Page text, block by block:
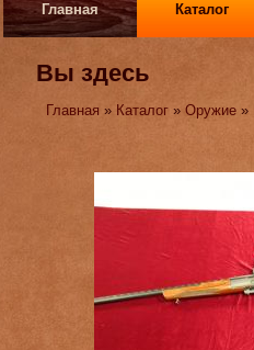
Главная Каталог
Вы здесь
Главная » Каталог »Оружие »